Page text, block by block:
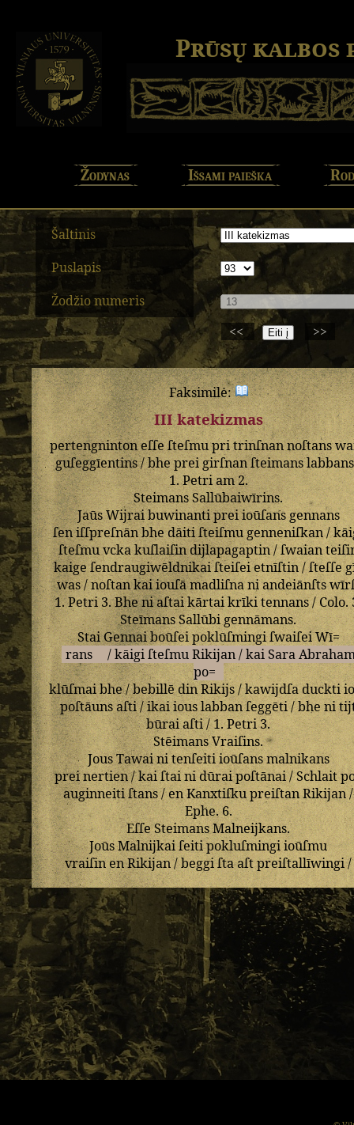
Prūsų kalbos
Žodynas Išsami paieška
Šaltinis
Puslapis
Žodžio numeris
<<
>>
Faksimilė:
III katekizmas
pertengnintoneſſeſteſmu pritrinſnannoſtans
guſeggīentins/bheprei girſnanſteimanslabbans
1.Petriam2.
Steimans Sallūbaiwīrins.
JaūsWijraibuwinantipreiioūſansgennans
ſen iſſpreſnānbhedāitiſteiſmugenneniſkan/
ſteſmu vcka kuſlaiſin dijlapagaptin/ſwaian
kaige ſendraugiwēldnikaiſteiſeietnīſtin/ſteſſe
was/noſtankaiiouſāmadliſnaniandeiānſts
1.Petri3.Bheniaſtaikārtaikrīki tennans/Colo.
Steīmans Sallūbi gennāmans.
StaiGennaiboūſeipoklūſmingiſwaiſeiWī=
rans
/kāigiſteſmuRikijan/kaiSara
po=
klūſmaibhe/bebillēdinRikijs/kawijdſaduckti
poſtāunsaſti/ikaiiouslabbanſeggēti/bheni
būraiaſti/1.Petri 3.
StēimansVraiſins.
JousTawainitenſeitiioūſansmalnikans
preinertien/kaiſtainidūraipoſtānai/Schlait
auginneitiſtans/en KanxtiſkupreiſtanRikijan/
Ephe.6.
Eſſe SteimansMalneijkans.
JoūsMalnijkaiſeitipokluſmingiioūſmu
vraiſin enRikijan/beggiſtaaſtpreiſtallīwingi/